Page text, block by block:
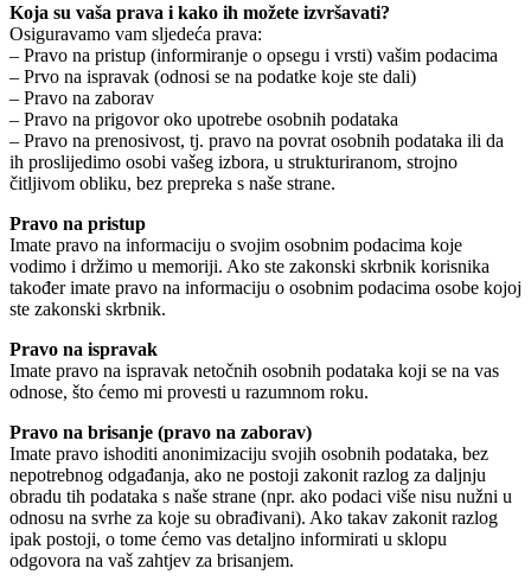
Koja su vaša prava i kako ih možete izvršavati?
Osiguravamo vam sljedeća prava:
– Pravo na pristup (informiranje o opsegu i vrsti) vašim podacima
– Prvo na ispravak (odnosi se na podatke koje ste dali)
– Pravo na zaborav
– Pravo na prigovor oko upotrebe osobnih podataka
– Pravo na prenosivost, tj. pravo na povrat osobnih podataka ili da
ih proslijedimo osobi vašeg izbora, u strukturiranom, strojno
čitljivom obliku, bez prepreka s naše strane.
Pravo na pristup
Imate pravo na informaciju o svojim osobnim podacima koje
vodimo i držimo u memoriji. Ako ste zakonski skrbnik korisnika
također imate pravo na informaciju o osobnim podacima osobe kojoj
ste zakonski skrbnik.
Pravo na ispravak
Imate pravo na ispravak netočnih osobnih podataka koji se na vas
odnose, što ćemo mi provesti u razumnom roku.
Pravo na brisanje (pravo na zaborav)
Imate pravo ishoditi anonimizaciju svojih osobnih podataka, bez
nepotrebnog odgađanja, ako ne postoji zakonit razlog za daljnju
obradu tih podataka s naše strane (npr. ako podaci više nisu nužni u
odnosu na svrhe za koje su obrađivani). Ako takav zakonit razlog
ipak postoji, o tome ćemo vas detaljno informirati u sklopu
odgovora na vaš zahtjev za brisanjem.